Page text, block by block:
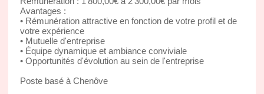
Avantages :
• Rémunération attractive en fonction de votre profil et de
votre expérience
• Mutuelle d'entreprise
• Équipe dynamique et ambiance conviviale
• Opportunités d'évolution au sein de l'entreprise
Poste basé à Chenôve